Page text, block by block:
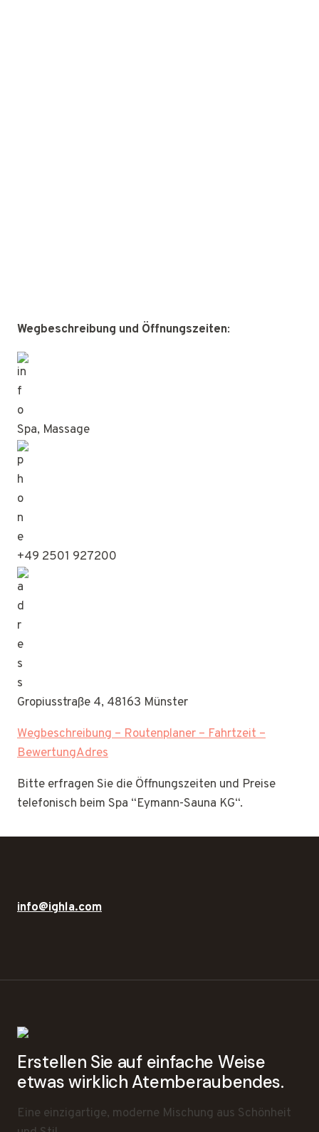
Wegbeschreibung und Öffnungszeiten:
Spa, Massage
+49 2501 927200
Gropiusstraße 4, 48163 Münster
Wegbeschreibung – Routenplaner – Fahrtzeit –
BewertungAdres
Bitte erfragen Sie die Öffnungszeiten und Preise
telefonisch beim Spa “Eymann-Sauna KG“.
info@ighla.com
Erstellen Sie auf einfache Weise
etwas wirklich Atemberaubendes.
Eine einzigartige, moderne Mischung aus Schönheit